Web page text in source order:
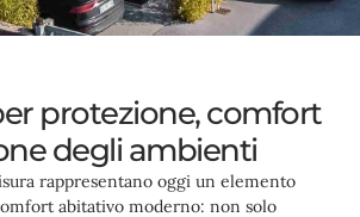
protezione, comfort
degli ambienti
rappresentano oggi un elemento
abitativo moderno: non solo